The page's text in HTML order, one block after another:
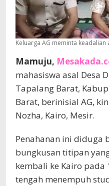
Keluarga AG meminta
Mamuju,
mahasiswa asal Desa
Tapalang Barat,
Barat, berinisial AG,
Nozha, Kairo, Mesir.
Penahanan ini diduga
bungkusan titipan
kembali ke Kairo pada
tengah menempuh